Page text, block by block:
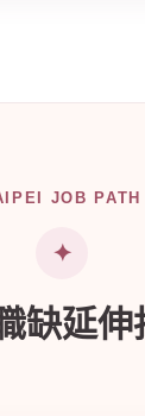
JOB PATH
缺延伸